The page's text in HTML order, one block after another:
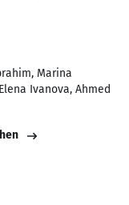
Marina
Elena Ivanova Ahmed